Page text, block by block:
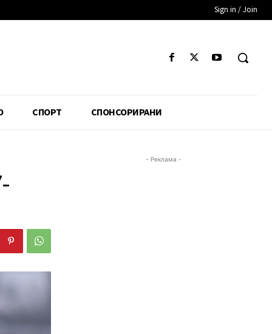
Sign in / Join
СПОРТ СПОНСОРИРАНИ
- Реклама -